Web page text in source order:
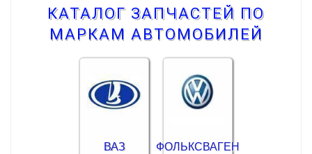
КАТАЛОГ ЗАПЧАСТЕЙ ПО
МАРКАМ АВТОМОБИЛЕЙ
ВАЗ ФОЛЬКСВАГЕН